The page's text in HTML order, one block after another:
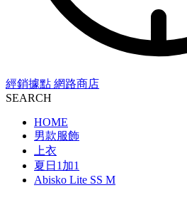
經銷據點 網路商店
SEARCH
HOME
男款服飾
上衣
夏日1加1
Abisko Lite SS M